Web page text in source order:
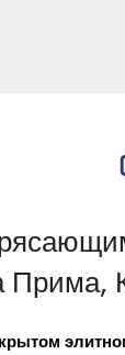
Прима,